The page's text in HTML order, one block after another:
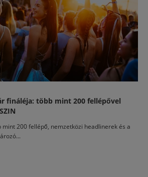
fináléja: több mint 200 fellépővel
mint 200 fellépő, nemzetközi headlinerek és a